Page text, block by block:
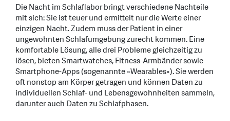
Die Nacht im Schlaflabor bringt verschiedene Nachteile
mit sich: Sie ist teuer und ermittelt nur die Werte einer
einzigen Nacht. Zudem muss der Patient in einer
ungewohnten Schlafumgebung zurecht kommen. Eine
komfortable Lösung, alle drei Probleme gleichzeitig zu
lösen, bieten Smartwatches, Fitness-Armbänder sowie
Smartphone-Apps (sogenannte «Wearables»). Sie werden
oft nonstop am Körper getragen und können Daten zu
individuellen Schlaf- und Lebensgewohnheiten sammeln,
darunter auch Daten zu Schlafphasen.